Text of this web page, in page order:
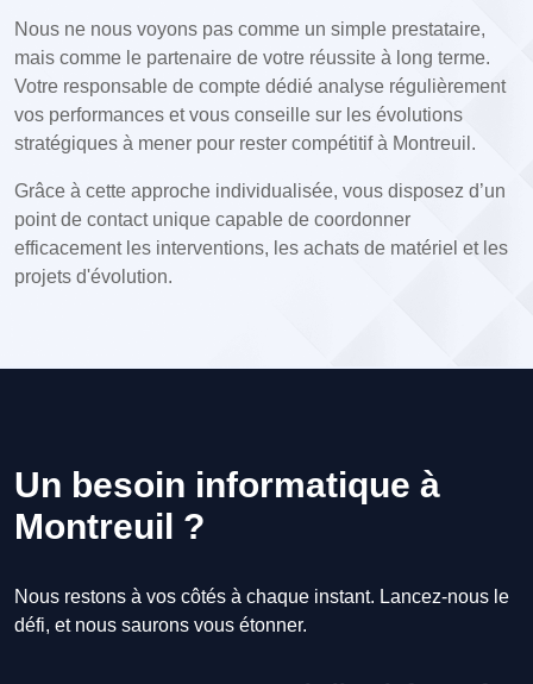
Nous ne nous voyons pas comme un simple prestataire,
mais comme le partenaire de votre réussite à long terme.
Votre responsable de compte dédié analyse régulièrement
vos performances et vous conseille sur les évolutions
stratégiques à mener pour rester compétitif à Montreuil.
Grâce à cette approche individualisée, vous disposez d’un
point de contact unique capable de coordonner
efficacement les interventions, les achats de matériel et les
projets d'évolution.
Un besoin informatique à
Montreuil ?
Nous restons à vos côtés à chaque instant. Lancez-nous le
défi, et nous saurons vous étonner.